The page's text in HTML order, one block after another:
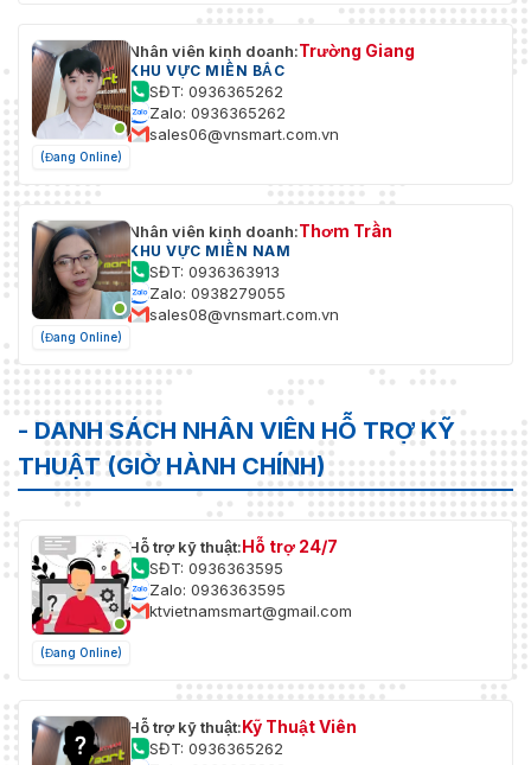
(Đang Online)
Nhân viên kinh doanh:Trường Giang
KHU VỰC MIỀN BẮC
SĐT: 0936365262
Zalo: 0936365262
sales06@vnsmart.com.vn
(Đang Online)
Nhân viên kinh doanh:Thơm Trần
KHU VỰC MIỀN NAM
SĐT: 0936363913
Zalo: 0938279055
sales08@vnsmart.com.vn
- DANH SÁCH NHÂN VIÊN HỖ TRỢ KỸ
THUẬT (GIỜ HÀNH CHÍNH)
(Đang Online)
Hỗ trợ kỹ thuật:Hỗ trợ 24/7
SĐT: 0936363595
Zalo: 0936363595
ktvietnamsmart@gmail.com
Hỗ trợ kỹ thuật:Kỹ Thuật Viên
SĐT: 0936365262